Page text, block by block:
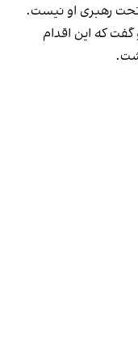
تحت رهبری او نیست.
گفت که این اقدام